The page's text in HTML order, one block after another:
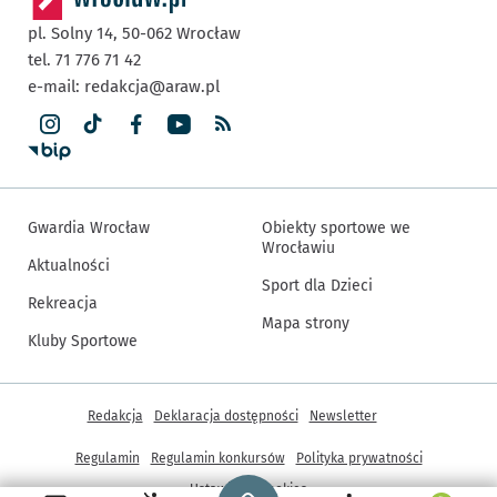
Strona główna - wroclaw.pl
pl. Solny 14, 50-062 Wrocław
tel. 71 776 71 42
e-mail: redakcja@araw.pl
Gwardia Wrocław
Aktualności
Rekreacja
Kluby Sportowe
Obiekty sportowe we
Wrocławiu
Sport dla Dzieci
Mapa strony
Inne informacje
Redakcja Deklaracja dostępności Newsletter
Regulamin Regulamin konkursów
Polityka prywatności
Ustawienia cookies